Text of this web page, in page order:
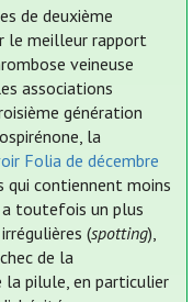
de deuxième
le meilleur rapport
veineuse
associations
génération
la
Folia de décembre
qui contiennent moins
toutefois un plus
(spotting),
de la
la pilule, en particulier